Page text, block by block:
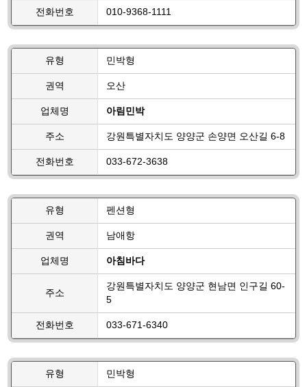
전화번호 010-9368-1111
유형 민박형
권역 오산
업체명 아림민박
주소 강원특별자치도 양양군 손양면 오산길 6-8
전화번호 033-672-3638
유형 펜션형
권역 남애항
업체명 아침바다
주소
강원특별자치도 양양군 현남면 인구길 60-
5
전화번호 033-671-6340
유형 민박형